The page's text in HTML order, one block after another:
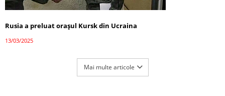
Rusia a preluat orașul Kursk din Ucraina
13/03/2025
Mai multe articole